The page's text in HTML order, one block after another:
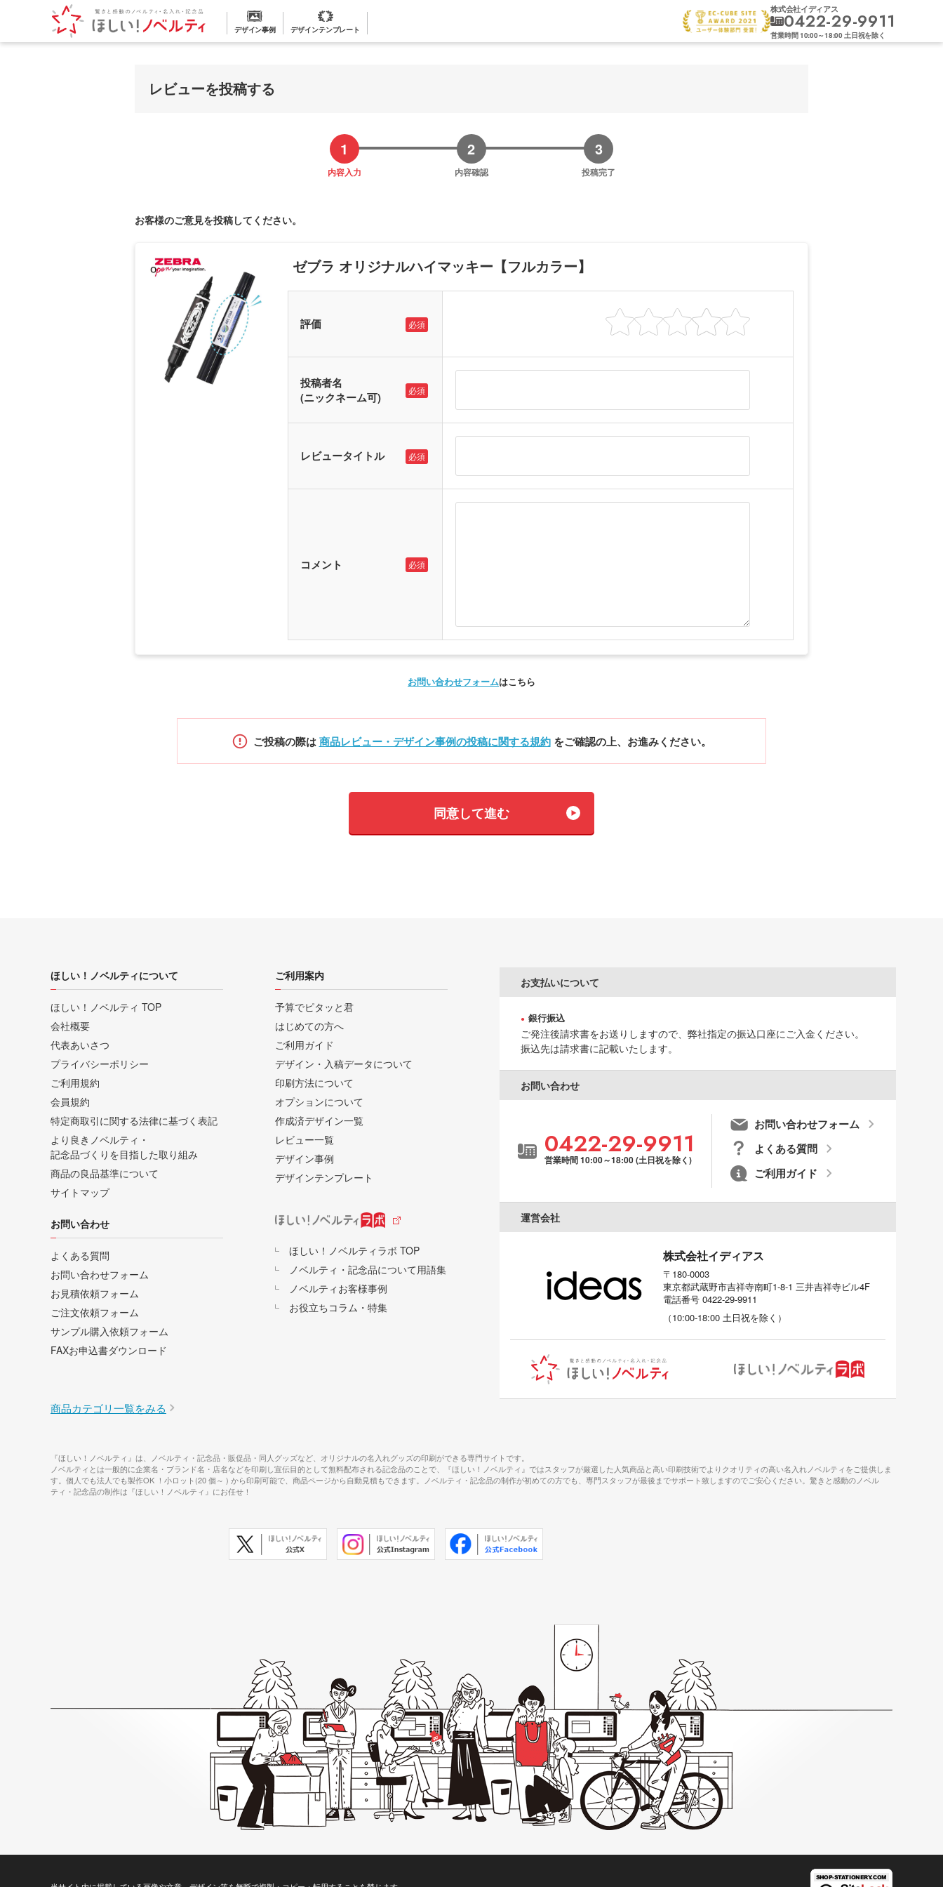
デザイン事例 デザインテンプレート
株式会社イディアス
0422-29-9911
営業時間10:00～18:00 土日祝を除く
レビューを投稿する
内容入力 内容確認 投稿完了
お客様のご意見を投稿してください。
ゼブラ オリジナルハイマッキー【フルカラー】
評価 必須
投稿者名
(ニックネーム可)
必須
レビュータイトル 必須
コメント 必須
お問い合わせフォームはこちら
ご投稿の際は 商品レビュー・デザイン事例の投稿に関する規約 をご確認の上、お進みください。
同意して進む
ほしい！ノベルティについて
ほしい！ノベルティ TOP
会社概要
代表あいさつ
プライバシーポリシー
ご利用規約
会員規約
特定商取引に関する法律に基づく表記
より良きノベルティ・
記念品づくりを目指した取り組み
商品の良品基準について
サイトマップ
ご利用案内
予算でピタッと君
はじめての方へ
ご利用ガイド
デザイン・入稿データについて
印刷方法について
オプションについて
作成済デザイン一覧
レビュー一覧
デザイン事例
デザインテンプレート
お問い合わせ
よくある質問
お問い合わせフォーム
お見積依頼フォーム
ご注文依頼フォーム
サンプル購入依頼フォーム
FAXお申込書ダウンロード
ほしい！ノベルティラボ TOP
ノベルティ・記念品について用語集
ノベルティお客様事例
お役立ちコラム・特集
お支払いについて
銀行振込
ご発注後請求書をお送りしますので、弊社指定の振込口座にご入金ください。
振込先は請求書に記載いたします。
お問い合わせ
0422-29-9911
営業時間 10:00～18:00 (土日祝を除く)
お問い合わせフォーム
よくある質問
ご利用ガイド
運営会社
株式会社イディアス
〒180-0003
東京都武蔵野市吉祥寺南町1-8-1 三井吉祥寺ビル4F
電話番号 0422-29-9911
（10:00-18:00 土日祝を除く）
商品カテゴリ一覧をみる
『ほしい！ノベルティ』は、ノベルティ・記念品・販促品・同人グッズなど、オリジナルの名入れグッズの印刷ができる専門サイトです。
ノベルティとは一般的に企業名・ブランド名・店名などを印刷し宣伝目的として無料配布される記念品のことで、『ほしい！ノベルティ』ではスタッフが厳選した人気商品と高い印刷技術でよりクオリティの高い名入れノベルティをご提供しま
す。個人でも法人でも製作OK ！小ロット(20 個～ ) から印刷可能で、商品ページから自動見積もできます。ノベルティ・記念品の制作が初めての方でも、専門スタッフが最後までサポート致しますのでご安心ください。驚きと感動のノベル
ティ・記念品の制作は『ほしい！ノベルティ』にお任せ！